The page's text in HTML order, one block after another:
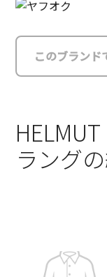
このブランド
ラング